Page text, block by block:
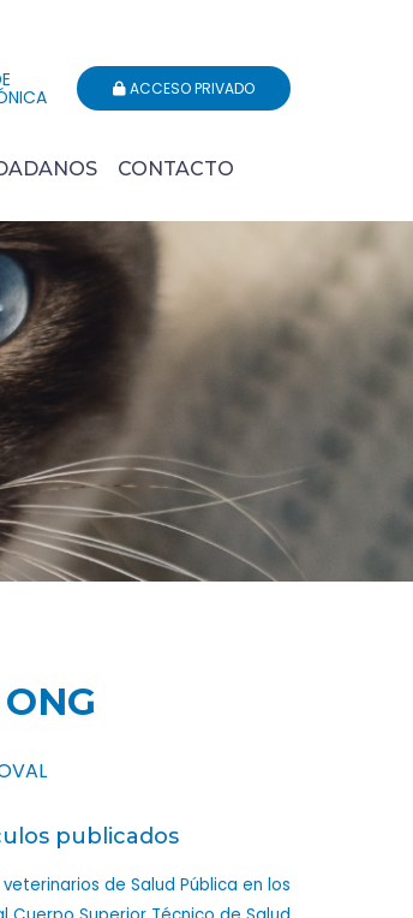
ACCESO PRIVADO
CONTACTO
publicados
de Salud Pública en los